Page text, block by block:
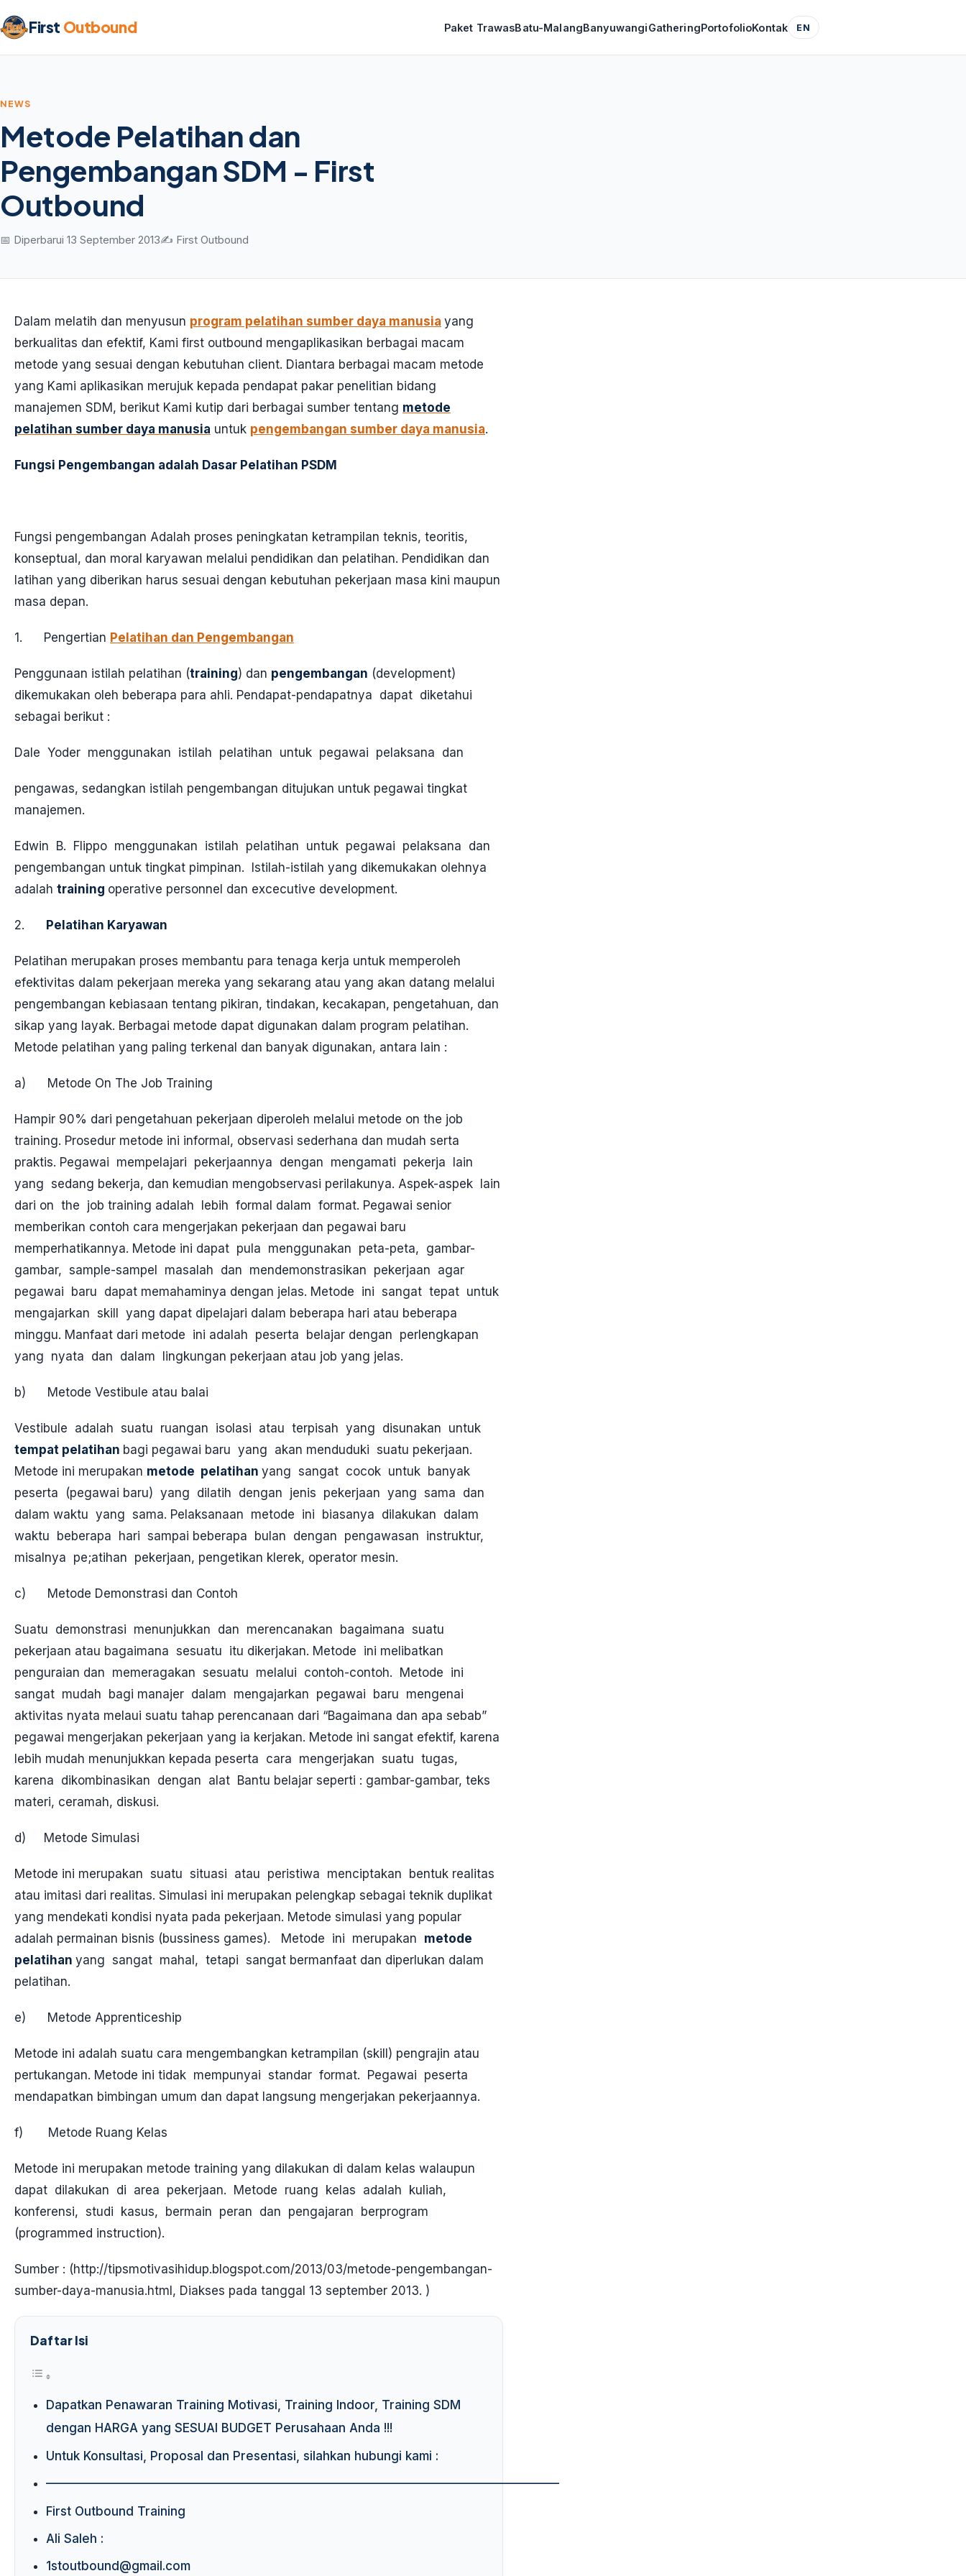
First Outbound Paket TrawasBatu-MalangBanyuwangiGatheringPortofolioKontak EN
NEWS
Metode Pelatihan dan
Pengembangan SDM - First
Outbound
📅 Diperbarui 13 September 2013✍️ First Outbound
Dalam melatih dan menyusun program pelatihan sumber daya manusia yang
berkualitas dan efektif, Kami first outbound mengaplikasikan berbagai macam
metode yang sesuai dengan kebutuhan client. Diantara berbagai macam metode
yang Kami aplikasikan merujuk kepada pendapat pakar penelitian bidang
manajemen SDM, berikut Kami kutip dari berbagai sumber tentang metode
pelatihan sumber daya manusia untuk pengembangan sumber daya manusia.
Fungsi Pengembangan adalah Dasar Pelatihan PSDM
Fungsi pengembangan Adalah proses peningkatan ketrampilan teknis, teoritis,
konseptual, dan moral karyawan melalui pendidikan dan pelatihan. Pendidikan dan
latihan yang diberikan harus sesuai dengan kebutuhan pekerjaan masa kini maupun
masa depan.
1. Pengertian Pelatihan dan Pengembangan
Penggunaan istilah pelatihan (training) dan pengembangan (development)
dikemukakan oleh beberapa para ahli. Pendapat-pendapatnya dapat diketahui
sebagai berikut :
Dale Yoder menggunakan istilah pelatihan untuk pegawai pelaksana dan
pengawas, sedangkan istilah pengembangan ditujukan untuk pegawai tingkat
manajemen.
Edwin B. Flippo menggunakan istilah pelatihan untuk pegawai pelaksana dan
pengembangan untuk tingkat pimpinan. Istilah-istilah yang dikemukakan olehnya
adalah training operative personnel dan excecutive development.
2. Pelatihan Karyawan
Pelatihan merupakan proses membantu para tenaga kerja untuk memperoleh
efektivitas dalam pekerjaan mereka yang sekarang atau yang akan datang melalui
pengembangan kebiasaan tentang pikiran, tindakan, kecakapan, pengetahuan, dan
sikap yang layak. Berbagai metode dapat digunakan dalam program pelatihan.
Metode pelatihan yang paling terkenal dan banyak digunakan, antara lain :
a) Metode On The Job Training
Hampir 90% dari pengetahuan pekerjaan diperoleh melalui metode on the job
training. Prosedur metode ini informal, observasi sederhana dan mudah serta
praktis. Pegawai mempelajari pekerjaannya dengan mengamati pekerja lain
yang sedang bekerja, dan kemudian mengobservasi perilakunya. Aspek-aspek lain
dari on the job training adalah lebih formal dalam format. Pegawai senior
memberikan contoh cara mengerjakan pekerjaan dan pegawai baru
memperhatikannya. Metode ini dapat pula menggunakan peta-peta, gambar-
gambar, sample-sampel masalah dan mendemonstrasikan pekerjaan agar
pegawai baru dapat memahaminya dengan jelas. Metode ini sangat tepat untuk
mengajarkan skill yang dapat dipelajari dalam beberapa hari atau beberapa
minggu. Manfaat dari metode ini adalah peserta belajar dengan perlengkapan
yang nyata dan dalam lingkungan pekerjaan atau job yang jelas.
b) Metode Vestibule atau balai
Vestibule adalah suatu ruangan isolasi atau terpisah yang disunakan untuk
tempat pelatihan bagi pegawai baru yang akan menduduki suatu pekerjaan.
Metode ini merupakan metode pelatihan yang sangat cocok untuk banyak
peserta (pegawai baru) yang dilatih dengan jenis pekerjaan yang sama dan
dalam waktu yang sama. Pelaksanaan metode ini biasanya dilakukan dalam
waktu beberapa hari sampai beberapa bulan dengan pengawasan instruktur,
misalnya pe;atihan pekerjaan, pengetikan klerek, operator mesin.
c) Metode Demonstrasi dan Contoh
Suatu demonstrasi menunjukkan dan merencanakan bagaimana suatu
pekerjaan atau bagaimana sesuatu itu dikerjakan. Metode ini melibatkan
penguraian dan memeragakan sesuatu melalui contoh-contoh. Metode ini
sangat mudah bagi manajer dalam mengajarkan pegawai baru mengenai
aktivitas nyata melaui suatu tahap perencanaan dari “Bagaimana dan apa sebab”
pegawai mengerjakan pekerjaan yang ia kerjakan. Metode ini sangat efektif, karena
lebih mudah menunjukkan kepada peserta cara mengerjakan suatu tugas,
karena dikombinasikan dengan alat Bantu belajar seperti : gambar-gambar, teks
materi, ceramah, diskusi.
d) Metode Simulasi
Metode ini merupakan suatu situasi atau peristiwa menciptakan bentuk realitas
atau imitasi dari realitas. Simulasi ini merupakan pelengkap sebagai teknik duplikat
yang mendekati kondisi nyata pada pekerjaan. Metode simulasi yang popular
adalah permainan bisnis (bussiness games). Metode ini merupakan metode
pelatihan yang sangat mahal, tetapi sangat bermanfaat dan diperlukan dalam
pelatihan.
e) Metode Apprenticeship
Metode ini adalah suatu cara mengembangkan ketrampilan (skill) pengrajin atau
pertukangan. Metode ini tidak mempunyai standar format. Pegawai peserta
mendapatkan bimbingan umum dan dapat langsung mengerjakan pekerjaannya.
f) Metode Ruang Kelas
Metode ini merupakan metode training yang dilakukan di dalam kelas walaupun
dapat dilakukan di area pekerjaan. Metode ruang kelas adalah kuliah,
konferensi, studi kasus, bermain peran dan pengajaran berprogram
(programmed instruction).
Sumber : (http://tipsmotivasihidup.blogspot.com/2013/03/metode-pengembangan-
sumber-daya-manusia.html, Diakses pada tanggal 13 september 2013. )
Daftar Isi
Dapatkan Penawaran Training Motivasi, Training Indoor, Training SDM
dengan HARGA yang SESUAI BUDGET Perusahaan Anda !!!
Untuk Konsultasi, Proposal dan Presentasi, silahkan hubungi kami :
——————————————————————————————————————————
First Outbound Training
Ali Saleh :
1stoutbound@gmail.com